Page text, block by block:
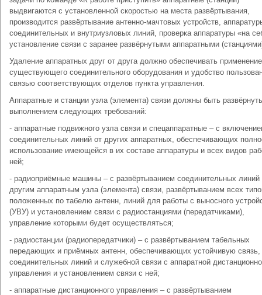
выдвигаются с установленной скоростью на места развёртывания,
производится развёртывание антенно-мачтовых устройств,
соединительных и внутриузловых линий, проверка аппаратуры «на
установление связи с заранее развёрнутыми аппаратными
Удаление аппаратных друг от друга должно обеспечивать применение
существующего соединительного оборудования и удобство
связью соответствующих отделов пункта управления.
Аппаратные и станции узла (элемента) связи должны быть
выполнением следующих требований:
- аппаратные подвижного узла связи и спецаппаратные – с
соединительных линий от других аппаратных, обеспечивающих
использование имеющейся в их составе аппаратуры и всех видов
ней;
- радиоприёмные машины – с развёртыванием соединительных линий
другим аппаратным узла (элемента) связи, развёртыванием всех
положенных по табелю антенн, линий для работы с выносного
(УВУ) и установлением связи с радиостанциями (передатчиками),
управление которыми будет осуществляться;
- радиостанции (радиопередатчики) – с развёртыванием табельных
передающих и приёмных антенн, обеспечивающих устойчивую связь,
соединительных линий и служебной связи с аппаратной
управления и установлением связи с ней;
- аппаратные дистанционного управления – с развёртыванием